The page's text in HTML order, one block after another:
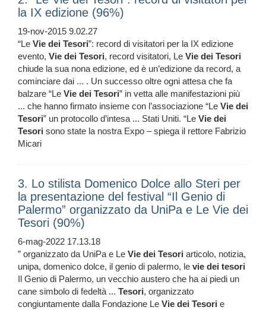
la IX edizione (96%)
19-nov-2015 9.02.27
“Le Vie dei Tesori”: record di visitatori per la IX edizione
evento, Vie dei Tesori, record visitatori, Le Vie dei Tesori
chiude la sua nona edizione, ed è un’edizione da record, a
cominciare dai ... . Un successo oltre ogni attesa che fa
balzare “Le Vie dei Tesori” in vetta alle manifestazioni più
... che hanno firmato insieme con l’associazione “Le Vie dei
Tesori” un protocollo d’intesa ... Stati Uniti. “Le Vie dei
Tesori sono state la nostra Expo – spiega il rettore Fabrizio
Micari
3. Lo stilista Domenico Dolce allo Steri per
la presentazione del festival “Il Genio di
Palermo” organizzato da UniPa e Le Vie dei
Tesori (90%)
6-mag-2022 17.13.18
” organizzato da UniPa e Le Vie dei Tesori articolo, notizia,
unipa, domenico dolce, il genio di palermo, le vie dei tesori
Il Genio di Palermo, un vecchio austero che ha ai piedi un
cane simbolo di fedeltà ... Tesori, organizzato
congiuntamente dalla Fondazione Le Vie dei Tesori e